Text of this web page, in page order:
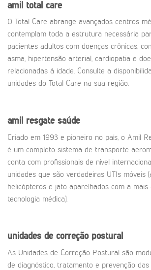
amil total care
O Total Care abrange avançados centros
contemplam toda a estrutura necessária
pacientes adultos com doenças crônicas,
asma, hipertensão arterial, cardiopatia e
relacionadas à idade. Consulte a
unidades do Total Care na sua região.
amil resgate saúde
Criado em 1993 e pioneiro no país, o Amil
é um completo sistema de transporte
conta com profissionais de nível
unidades que são verdadeiras UTIs móveis
helicópteros e jato aparelhados com a mais
tecnologia médica).
unidades de correção postural
As Unidades de Correção Postural são
de diagnóstico, tratamento e prevenção das